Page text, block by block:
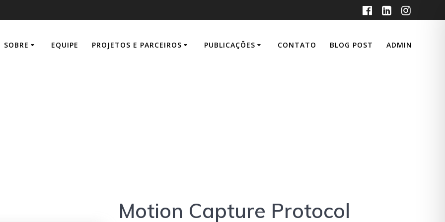
SOBRE EQUIPE PROJETOS E PARCEIROS PUBLICAÇÕES CONTATO BLOG POST ADMIN
Motion Capture Protocol